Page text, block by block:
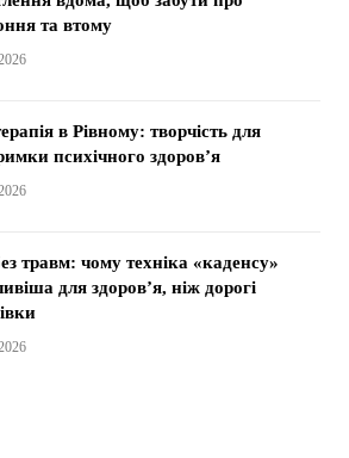
та втому
в Рівному: творчість для
психічного здоров’я
травм: чому техніка «каденсу»
для здоров’я, ніж дорогі